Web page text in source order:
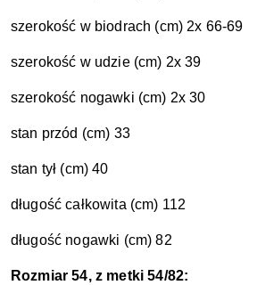
szerokość w biodrach (cm) 2x 66-69
szerokość w udzie (cm) 2x 39
szerokość nogawki (cm) 2x 30
stan przód (cm) 33
stan tył (cm) 40
długość całkowita (cm) 112
długość nogawki (cm) 82
Rozmiar 54, z metki 54/82: